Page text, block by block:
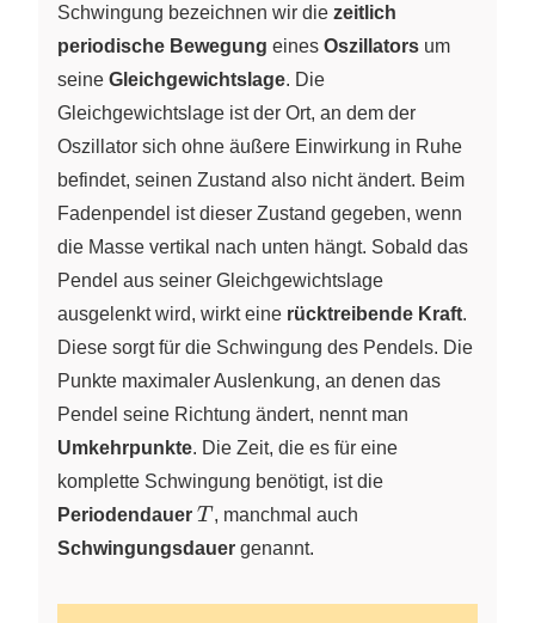
Schwingung bezeichnen wir die zeitlich
periodische Bewegung eines Oszillators um
seine Gleichgewichtslage. Die
Gleichgewichtslage ist der Ort, an dem der
Oszillator sich ohne äußere Einwirkung in Ruhe
befindet, seinen Zustand also nicht ändert. Beim
Fadenpendel ist dieser Zustand gegeben, wenn
die Masse vertikal nach unten hängt. Sobald das
Pendel aus seiner Gleichgewichtslage
ausgelenkt wird, wirkt eine rücktreibende Kraft.
Diese sorgt für die Schwingung des Pendels. Die
Punkte maximaler Auslenkung, an denen das
Pendel seine Richtung ändert, nennt man
Umkehrpunkte. Die Zeit, die es für eine
komplette Schwingung benötigt, ist die
Periodendauer T
T , manchmal auch
Schwingungsdauer genannt.